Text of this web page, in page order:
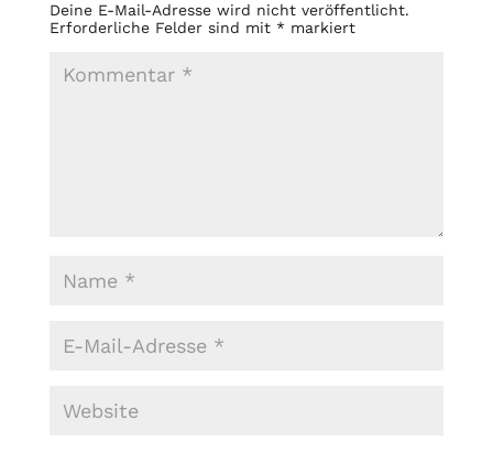
Deine E-Mail-Adresse wird nicht veröffentlicht.
Erforderliche Felder sind mit *markiert